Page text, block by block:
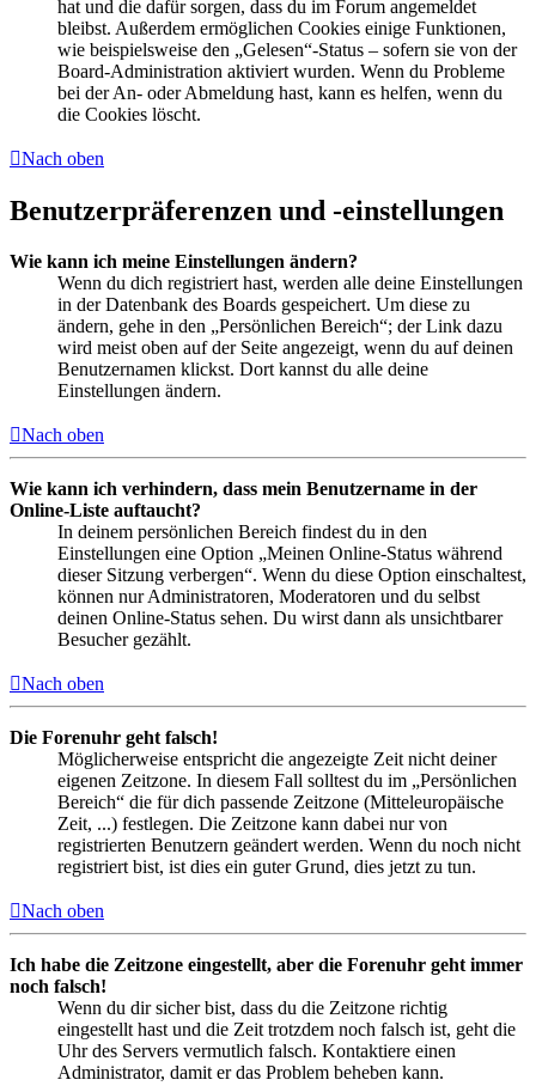
hat und die dafür sorgen, dass du im Forum angemeldet
bleibst. Außerdem ermöglichen Cookies einige Funktionen,
wie beispielsweise den „Gelesen“-Status – sofern sie von der
Board-Administration aktiviert wurden. Wenn du Probleme
bei der An- oder Abmeldung hast, kann es helfen, wenn du
die Cookies löscht.
Nach oben
Benutzerpräferenzen und -einstellungen
Wie kann ich meine Einstellungen ändern?
Wenn du dich registriert hast, werden alle deine Einstellungen
in der Datenbank des Boards gespeichert. Um diese zu
ändern, gehe in den „Persönlichen Bereich“; der Link dazu
wird meist oben auf der Seite angezeigt, wenn du auf deinen
Benutzernamen klickst. Dort kannst du alle deine
Einstellungen ändern.
Nach oben
Wie kann ich verhindern, dass mein Benutzername in der
Online-Liste auftaucht?
In deinem persönlichen Bereich findest du in den
Einstellungen eine Option „Meinen Online-Status während
dieser Sitzung verbergen“. Wenn du diese Option einschaltest,
können nur Administratoren, Moderatoren und du selbst
deinen Online-Status sehen. Du wirst dann als unsichtbarer
Besucher gezählt.
Nach oben
Die Forenuhr geht falsch!
Möglicherweise entspricht die angezeigte Zeit nicht deiner
eigenen Zeitzone. In diesem Fall solltest du im „Persönlichen
Bereich“ die für dich passende Zeitzone (Mitteleuropäische
Zeit, ...) festlegen. Die Zeitzone kann dabei nur von
registrierten Benutzern geändert werden. Wenn du noch nicht
registriert bist, ist dies ein guter Grund, dies jetzt zu tun.
Nach oben
Ich habe die Zeitzone eingestellt, aber die Forenuhr geht immer
noch falsch!
Wenn du dir sicher bist, dass du die Zeitzone richtig
eingestellt hast und die Zeit trotzdem noch falsch ist, geht die
Uhr des Servers vermutlich falsch. Kontaktiere einen
Administrator, damit er das Problem beheben kann.